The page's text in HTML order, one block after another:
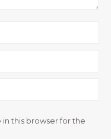
this browser for the